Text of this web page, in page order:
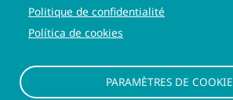
Politique de confidentialité
Política de cookies
PARAMÈTRES DE COOKIE
Contacto